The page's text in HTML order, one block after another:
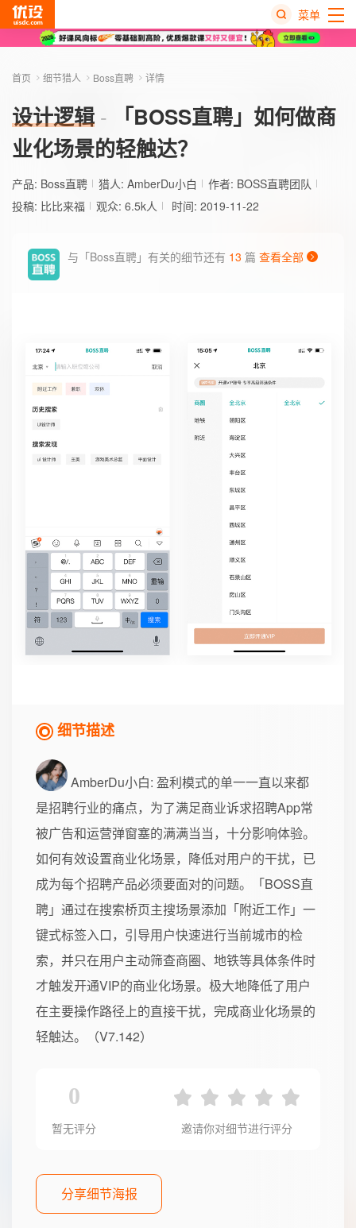
菜单
首页 细节猎人 Boss直聘 详情
设计逻辑
「BOSS直聘」如何做商
业化场景的轻触达？
产品: Boss直聘 猎人: AmberDu小白
作者: BOSS直聘团队
投稿: 比比来福
观众: 6.5k人 时间: 2019-11-22
与「Boss直聘」有关的细节还有 13 篇 查看全部
细节描述
AmberDu小白: 盈利模式的单一一直以来都
是招聘行业的痛点，为了满足商业诉求招聘App常
被广告和运营弹窗塞的满满当当，十分影响体验。
如何有效设置商业化场景，降低对用户的干扰，已
成为每个招聘产品必须要面对的问题。「BOSS直
聘」通过在搜索桥页主搜场景添加「附近工作」一
键式标签入口，引导用户快速进行当前城市的检
索，并只在用户主动筛查商圈、地铁等具体条件时
才触发开通VIP的商业化场景。极大地降低了用户
在主要操作路径上的直接干扰，完成商业化场景的
轻触达。（V7.142）
0
暂无评分 邀请你对细节进行评分
分享细节海报